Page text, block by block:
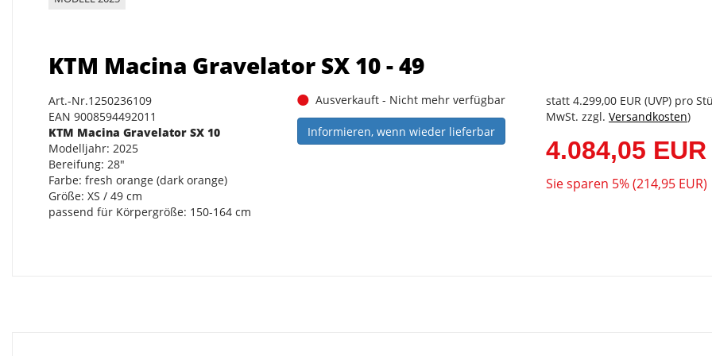
KTM Macina Gravelator SX 10 - 49
Art.-Nr.1250236109
EAN 9008594492011
KTM Macina Gravelator SX 10
Modelljahr: 2025
Bereifung: 28"
Farbe: fresh orange (dark orange)
Größe: XS / 49 cm
passend für Körpergröße: 150-164 cm
Ausverkauft - Nicht mehr verfügbar
Informieren, wenn wieder lieferbar
statt 4.299,00 EUR (UVP) pro
MwSt. zzgl. Versandkosten)
4.084,05 EUR
Sie sparen 5% (214,95 EUR)